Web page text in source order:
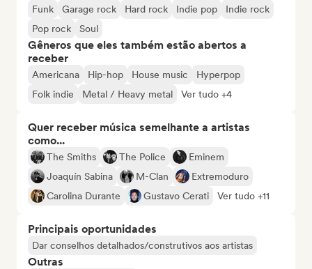
Funk
Garage rock Hard rock Indie pop
Indie rock
Pop rock
Soul
Gêneros que eles também estão abertos a
receber
Americana Hip-hop House music
Hyperpop
Folk indie
Metal / Heavy metal Ver tudo +4
Quer receber música semelhante a artistas
como...
The Smiths The Police
Eminem
Joaquín Sabina
M-Clan
Extremoduro
Carolina Durante
Gustavo Cerati Ver tudo +11
Principais oportunidades
Dar conselhos detalhados/construtivos aos artistas
Outras